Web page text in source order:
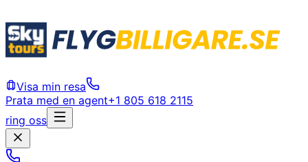
Visa min resa
Prata med en agent+1 805 618 2115
ring oss